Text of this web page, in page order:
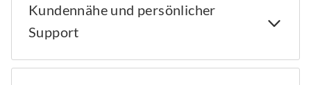
Kundennähe und persönlicher
Support